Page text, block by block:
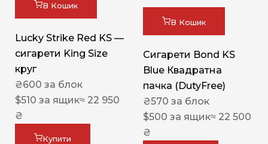
В Кошик
Lucky Strike Red KS —
сигарети King Size
круг
₴600 за блок
$510 за ящик≈ 22 950
₴
Купити
В Кошик
Сигарети Bond KS
Blue Квадратна
пачка (DutyFree)
₴570 за блок
$500 за ящик≈ 22 500
₴